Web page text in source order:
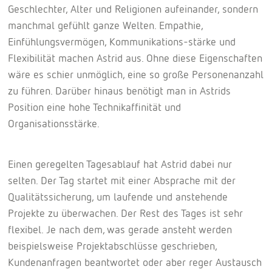
Geschlechter, Alter und Religionen aufeinander, sondern
manchmal gefühlt ganze Welten. Empathie,
Einfühlungsvermögen, Kommunikations-stärke und
Flexibilität machen Astrid aus. Ohne diese Eigenschaften
wäre es schier unmöglich, eine so große Personenanzahl
zu führen. Darüber hinaus benötigt man in Astrids
Position eine hohe Technikaffinität und
Organisationsstärke.
Einen geregelten Tagesablauf hat Astrid dabei nur
selten. Der Tag startet mit einer Absprache mit der
Qualitätssicherung, um laufende und anstehende
Projekte zu überwachen. Der Rest des Tages ist sehr
flexibel. Je nach dem, was gerade ansteht werden
beispielsweise Projektabschlüsse geschrieben,
Kundenanfragen beantwortet oder aber reger Austausch